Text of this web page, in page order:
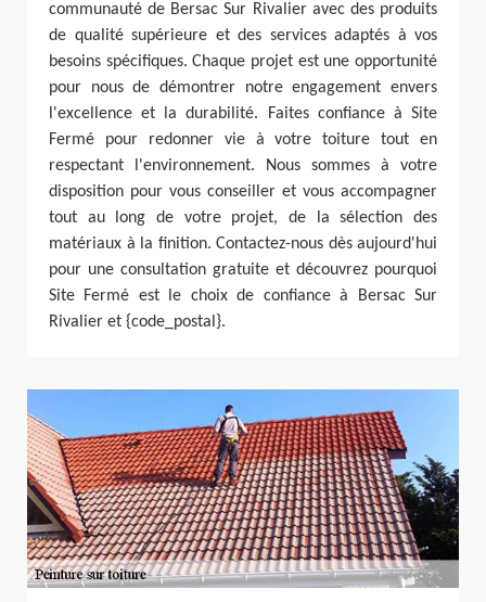
communauté de Bersac Sur Rivalier avec des produits
de qualité supérieure et des services adaptés à vos
besoins spécifiques. Chaque projet est une opportunité
pour nous de démontrer notre engagement envers
l'excellence et la durabilité. Faites confiance à Site
Fermé pour redonner vie à votre toiture tout en
respectant l'environnement. Nous sommes à votre
disposition pour vous conseiller et vous accompagner
tout au long de votre projet, de la sélection des
matériaux à la finition. Contactez-nous dès aujourd'hui
pour une consultation gratuite et découvrez pourquoi
Site Fermé est le choix de confiance à Bersac Sur
Rivalier et {code_postal}.